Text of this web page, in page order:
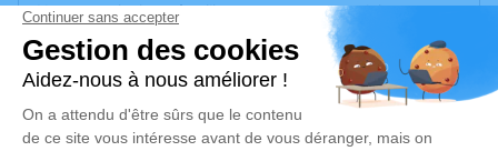
Nous vous invitons à utiliser cet espace pour laisser vos
photos souvenirs
anecdoteou exprimer vos pensées à travers des poèmes
ou des textes, ou même par le biais d'une de ses
nombreuses blagues qu'il a dû vous raconter.
Cet endroit est un lieu d'expression dédié à honorer sa